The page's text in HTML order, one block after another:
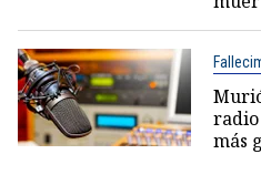
radio
más